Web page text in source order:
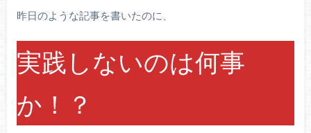
昨日のような記事を書いたのに、
実践しないのは何事
か！？